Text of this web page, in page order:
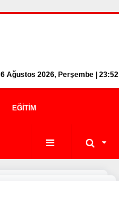
6 Ağustos 2026, Perşembe | 23:52
EĞITIM